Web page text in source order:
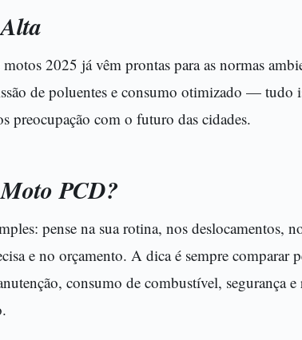
2025 já vêm prontas para as normas
de poluentes e consumo otimizado — tudo
preocupação com o futuro das cidades.
PCD?
pense na sua rotina, nos deslocamentos,
e no orçamento. A dica é sempre comparar
consumo de combustível, segurança e